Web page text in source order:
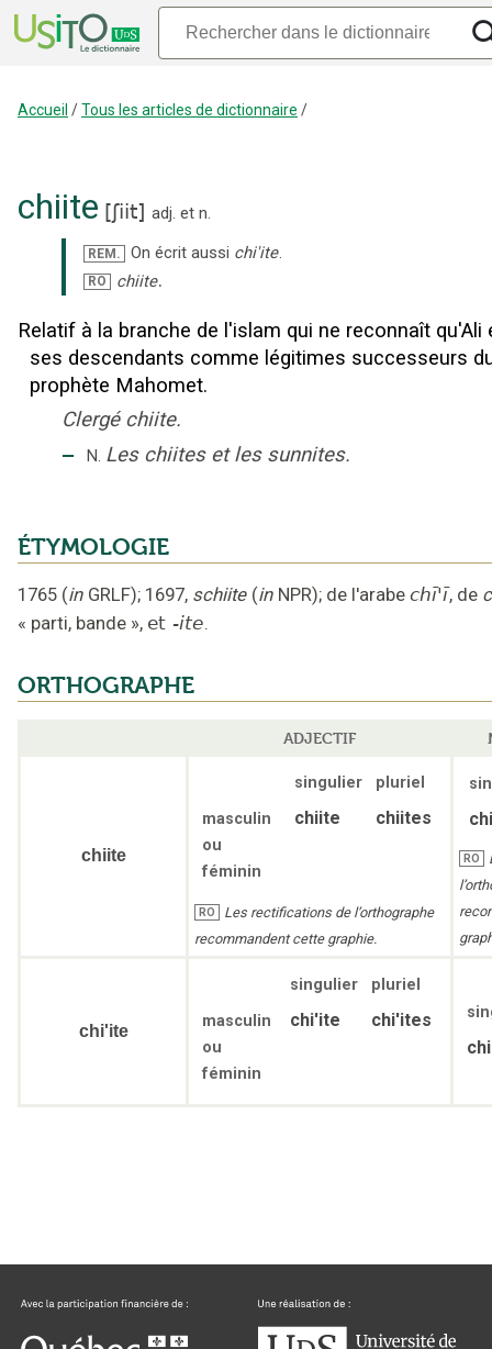
Accueil /Tous les articles de dictionnaire /
chiite [ʃiit] adj. et n.
REM. On écrit aussi chi'ite.
RO chiite.
Relatif à la branche de l'islam qui ne reconnaît qu'Ali
ses descendants comme légitimes successeurs
prophète Mahomet.
Clergé chiite.
‒ N. Les chiites et les sunnites.
ÉTYMOLOGIE
1765 (in GRLF); 1697, schiite (in NPR); de l'arabe chī'ī, de
« parti, bande », et -ite.
ORTHOGRAPHE
ADJECTIF
chiite
singulier
pluriel
masculin
ou
féminin
chiite chiites
RO
Les rectifications de l’orthographe
recommandent cette graphie.
RO
chi'ite
singulier
pluriel
masculin
ou
féminin
chi'ite chi'ites